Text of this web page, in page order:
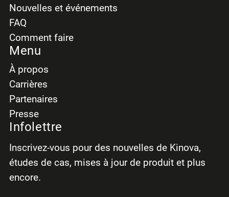
Nouvelles et événements
FAQ
Comment faire
Menu
À propos
Carrières
Partenaires
Presse
Infolettre
Inscrivez-vous pour des nouvelles de Kinova,
études de cas, mises à jour de produit et plus
encore.